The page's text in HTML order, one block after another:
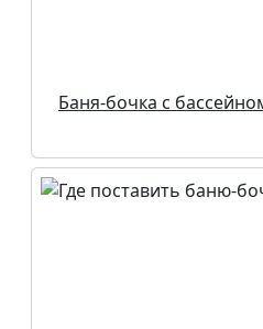
Баня-бочка с